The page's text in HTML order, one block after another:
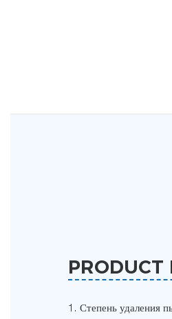
PRODUCT
1. Степень удаления